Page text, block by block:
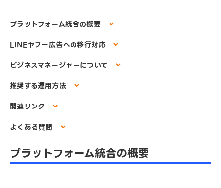
プラットフォーム統合の概要
LINEヤフー広告への移行対応
ビジネスマネージャーについて
推奨する運用方法
関連リンク
よくある質問
プラットフォーム統合の概要